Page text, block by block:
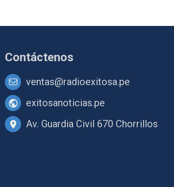
Contáctenos
ventas@radioexitosa.pe
exitosanoticias.pe
Av. Guardia Civil 670 Chorrillos